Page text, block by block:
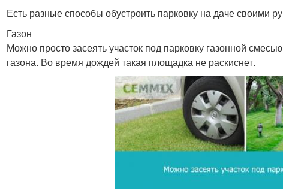
Есть разные способы обустроить парковку на даче своими
Газон
Можно просто засеять участок под парковку газонной
газона. Во время дождей такая площадка не раскиснет.